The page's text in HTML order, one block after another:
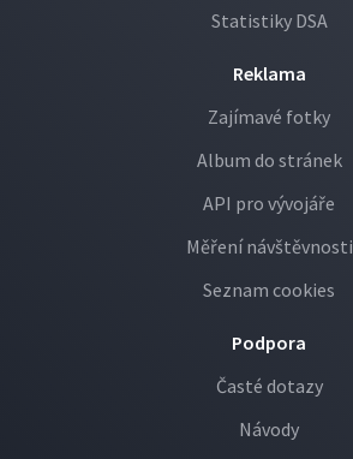
Statistiky DSA
Reklama
Zajímavé fotky
Album do stránek
API pro vývojáře
Měření návštěvnosti
Seznam cookies
Podpora
Časté dotazy
Návody